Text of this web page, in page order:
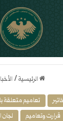
الرئيسية/
تعاميم متعلقة
قرارت وتعاميم
لجان